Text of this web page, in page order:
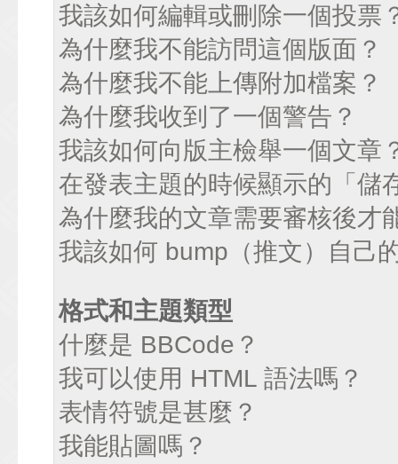
我該如何編輯或刪除一個投票
為什麼我不能訪問這個版面？
為什麼我不能上傳附加檔案？
為什麼我收到了一個警告？
我該如何向版主檢舉一個文章
在發表主題的時候顯示的「儲
為什麼我的文章需要審核後才
我該如何 bump（推文）自己
格式和主題類型
什麼是 BBCode？
我可以使用 HTML 語法嗎？
表情符號是甚麼？
我能貼圖嗎？